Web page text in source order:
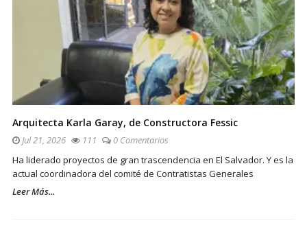
Arquitecta Karla Garay, de Constructora Fessic
Jul 21, 2026 111
0 Comentarios
Ha liderado proyectos de gran trascendencia en El Salvador. Y es la
actual coordinadora del comité de Contratistas Generales
Leer Más...